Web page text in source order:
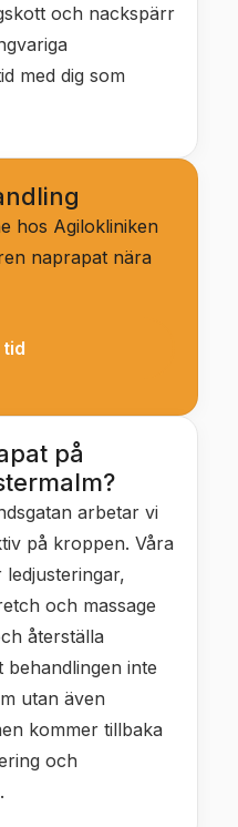
och nackspärr
med dig som
hos Agilokliniken
naprapat nära
tid
på
arbetar vi
på kroppen. Våra
och massage
återställa
inte
utan även
kommer tillbaka
och